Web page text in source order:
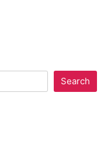
Search